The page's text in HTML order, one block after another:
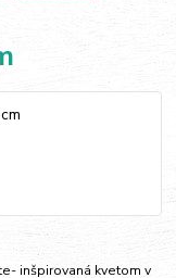
inšpirovaná kvetom v